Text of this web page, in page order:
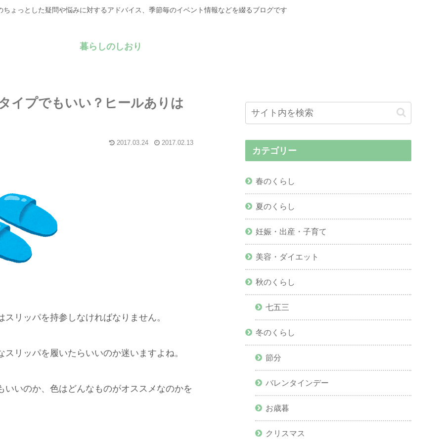
ちょっとした疑問や悩みに対するアドバイス、季節毎のイベント情報などを綴るブログです
暮らしのしおり
イプでもいい？ヒールありは
2017.03.24 2017.02.13
リッパを持参しなければなりません。
リッパを履いたらいいのか迷いますよね。
いのか、色はどんなものがオススメなのかを
カテゴリー
春のくらし
夏のくらし
妊娠・出産・子育て
美容・ダイエット
秋のくらし
七五三
冬のくらし
節分
バレンタインデー
お歳暮
クリスマス